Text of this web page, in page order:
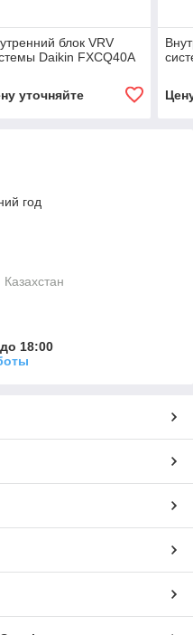
блок VRV
Daikin FXCQ40A
уточняйте
год
18:00